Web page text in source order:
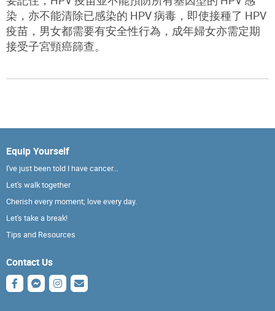
染，亦不能清除已感染的 HPV 病毒，即使接種了 HPV
疫苗，男女都需要有安全性行為，成年婦女亦需定期
接受子宮頸癌篩查。
Equip Yourself
I've just been told I have cancer...
Let's walk together
Cherish every moment; love every day.
Let's take a break!
Tips and Resources
Contact Us